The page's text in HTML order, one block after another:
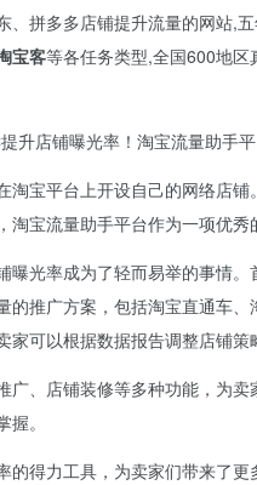
、拼多多店铺提升流量的网站,
宝客等各任务类型,全国600地
宝平台上开设自己的网络店
宝流量助手平台作为一项优秀
光率成为了轻而易举的事情
推广方案，包括淘宝直通车
可以根据数据报告调整店铺策
、店铺装修等多种功能，为
。
得力工具，为卖家们带来了